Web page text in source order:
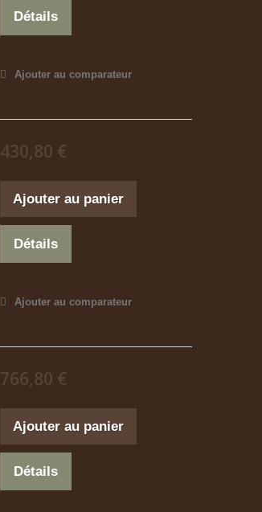
Détails
Ajouter au comparateur
430,80 €
Ajouter au panier
Détails
Ajouter au comparateur
766,80 €
Ajouter au panier
Détails